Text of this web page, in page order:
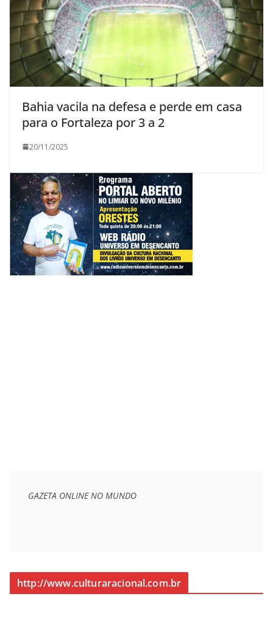
Bahia vacila na defesa e perde em casa
para o Fortaleza por 3 a 2
20/11/2025
GAZETA ONLINE NO MUNDO
http://www.culturaracional.com.br